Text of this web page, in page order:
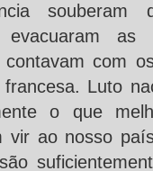
souberam
evacuaram as
contavam com
Luto
o que
vir ao nosso